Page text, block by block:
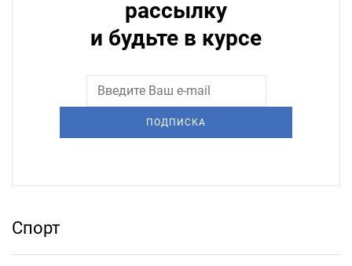
рассылку
и будьте в курсе
ПОДПИСКА
Спорт